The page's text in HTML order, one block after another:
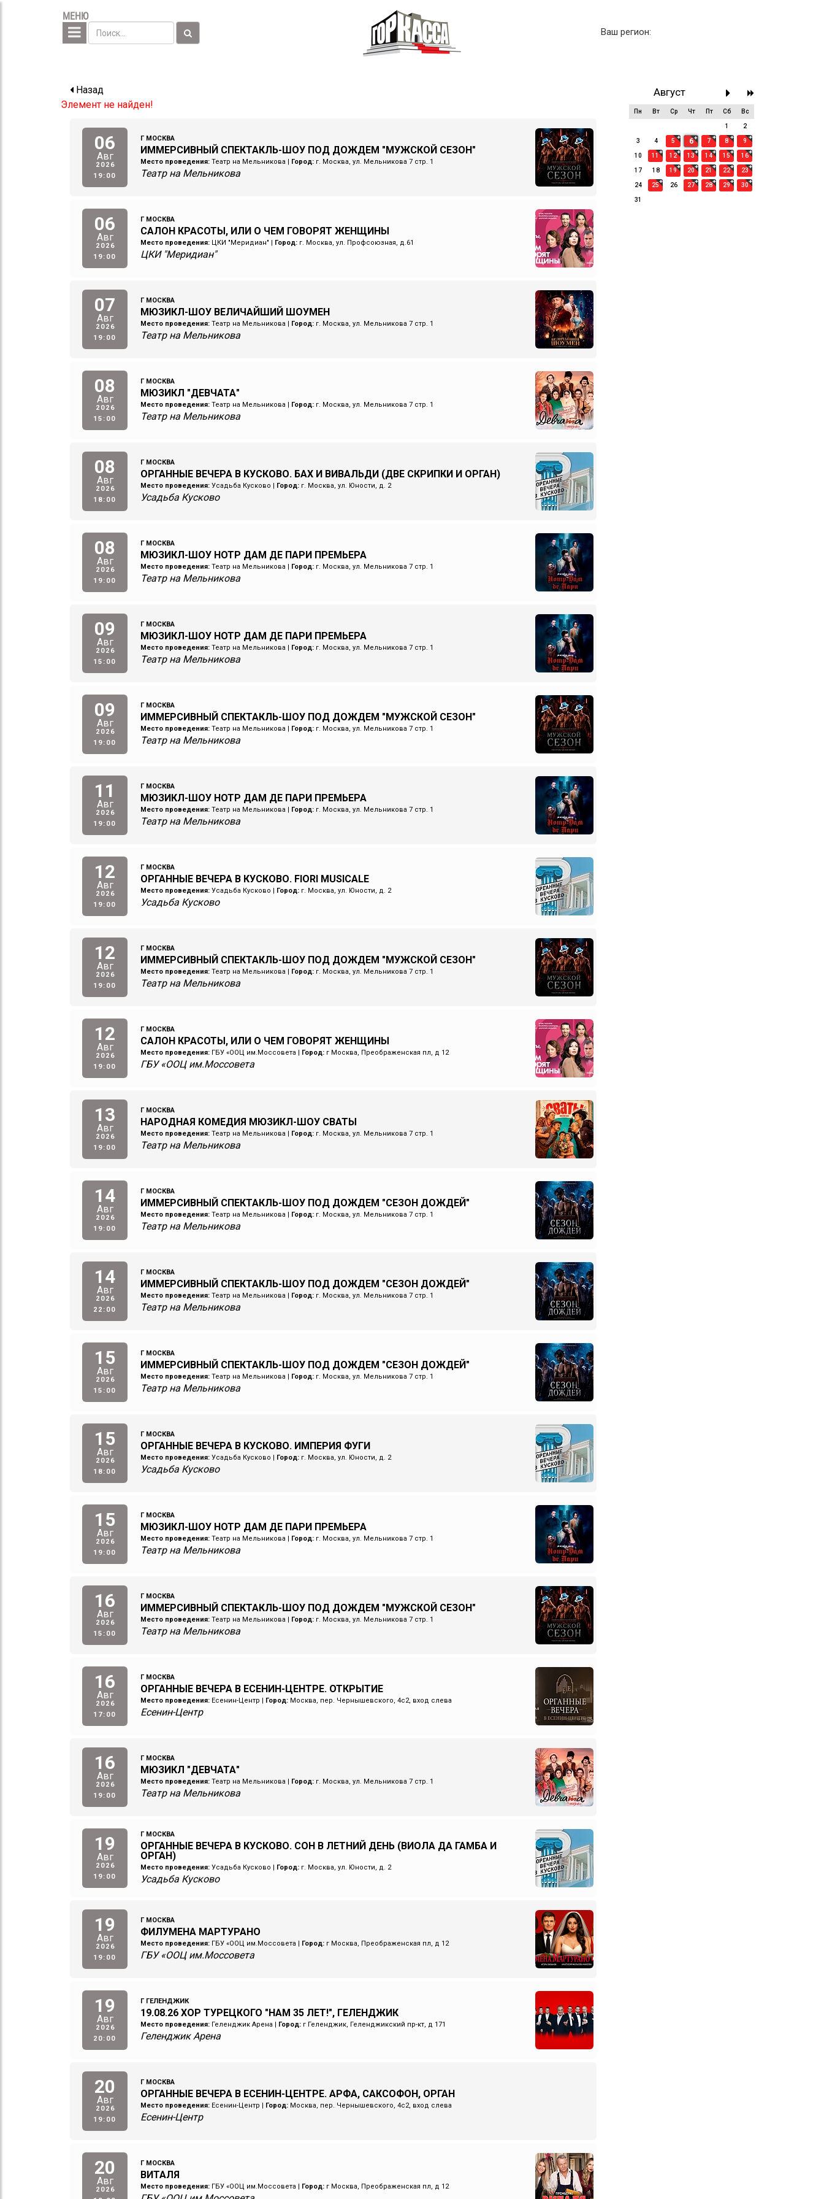
МЕНЮ
Ваш регион:
Август
Пн Вт Ср Чт Пт Сб Вс
1 2
3 4 5 6 7 8 9
10 11 12 13 14 15 16
17 18 19 20 21 22 23
24 25 26 27 28 29 30
31
Назад
Элемент не найден!
06
Авг
2026
19:00
Г МОСКВА
ИММЕРСИВНЫЙ СПЕКТАКЛЬ-ШОУ ПОД ДОЖДЕМ "МУЖСКОЙ СЕЗОН"
Место проведения:Театр на Мельникова | Город:г. Москва, ул. Мельникова 7 стр. 1
Театр на Мельникова
06
Авг
2026
19:00
Г МОСКВА
САЛОН КРАСОТЫ, ИЛИ О ЧЕМ ГОВОРЯТ ЖЕНЩИНЫ
Место проведения:ЦКИ "Меридиан" | Город:г. Москва, ул. Профсоюзная, д.61
ЦКИ "Меридиан"
07
Авг
2026
19:00
Г МОСКВА
МЮЗИКЛ-ШОУ ВЕЛИЧАЙШИЙ ШОУМЕН
Место проведения:Театр на Мельникова | Город:г. Москва, ул. Мельникова 7 стр. 1
Театр на Мельникова
08
Авг
2026
15:00
Г МОСКВА
МЮЗИКЛ "ДЕВЧАТА"
Место проведения:Театр на Мельникова | Город:г. Москва, ул. Мельникова 7 стр. 1
Театр на Мельникова
08
Авг
2026
18:00
Г МОСКВА
ОРГАННЫЕ ВЕЧЕРА В КУСКОВО. БАХ И ВИВАЛЬДИ (ДВЕ СКРИПКИ И ОРГАН)
Место проведения:Усадьба Кусково | Город:г. Москва, ул. Юности, д. 2
Усадьба Кусково
08
Авг
2026
19:00
Г МОСКВА
МЮЗИКЛ-ШОУ НОТР ДАМ ДЕ ПАРИ ПРЕМЬЕРА
Место проведения:Театр на Мельникова | Город:г. Москва, ул. Мельникова 7 стр. 1
Театр на Мельникова
09
Авг
2026
15:00
Г МОСКВА
МЮЗИКЛ-ШОУ НОТР ДАМ ДЕ ПАРИ ПРЕМЬЕРА
Место проведения:Театр на Мельникова | Город:г. Москва, ул. Мельникова 7 стр. 1
Театр на Мельникова
09
Авг
2026
19:00
Г МОСКВА
ИММЕРСИВНЫЙ СПЕКТАКЛЬ-ШОУ ПОД ДОЖДЕМ "МУЖСКОЙ СЕЗОН"
Место проведения:Театр на Мельникова | Город:г. Москва, ул. Мельникова 7 стр. 1
Театр на Мельникова
11
Авг
2026
19:00
Г МОСКВА
МЮЗИКЛ-ШОУ НОТР ДАМ ДЕ ПАРИ ПРЕМЬЕРА
Место проведения:Театр на Мельникова | Город:г. Москва, ул. Мельникова 7 стр. 1
Театр на Мельникова
12
Авг
2026
19:00
Г МОСКВА
ОРГАННЫЕ ВЕЧЕРА В КУСКОВО. FIORI MUSICALE
Место проведения:Усадьба Кусково | Город:г. Москва, ул. Юности, д. 2
Усадьба Кусково
12
Авг
2026
19:00
Г МОСКВА
ИММЕРСИВНЫЙ СПЕКТАКЛЬ-ШОУ ПОД ДОЖДЕМ "МУЖСКОЙ СЕЗОН"
Место проведения:Театр на Мельникова | Город:г. Москва, ул. Мельникова 7 стр. 1
Театр на Мельникова
12
Авг
2026
19:00
Г МОСКВА
САЛОН КРАСОТЫ, ИЛИ О ЧЕМ ГОВОРЯТ ЖЕНЩИНЫ
Место проведения:ГБУ «ООЦ им.Моссовета | Город:г Москва, Преображенская пл, д 12
ГБУ «ООЦ им.Моссовета
13
Авг
2026
19:00
Г МОСКВА
НАРОДНАЯ КОМЕДИЯ МЮЗИКЛ-ШОУ СВАТЫ
Место проведения:Театр на Мельникова | Город:г. Москва, ул. Мельникова 7 стр. 1
Театр на Мельникова
14
Авг
2026
19:00
Г МОСКВА
ИММЕРСИВНЫЙ СПЕКТАКЛЬ-ШОУ ПОД ДОЖДЕМ "СЕЗОН ДОЖДЕЙ"
Место проведения:Театр на Мельникова | Город:г. Москва, ул. Мельникова 7 стр. 1
Театр на Мельникова
14
Авг
2026
22:00
Г МОСКВА
ИММЕРСИВНЫЙ СПЕКТАКЛЬ-ШОУ ПОД ДОЖДЕМ "СЕЗОН ДОЖДЕЙ"
Место проведения:Театр на Мельникова | Город:г. Москва, ул. Мельникова 7 стр. 1
Театр на Мельникова
15
Авг
2026
15:00
Г МОСКВА
ИММЕРСИВНЫЙ СПЕКТАКЛЬ-ШОУ ПОД ДОЖДЕМ "СЕЗОН ДОЖДЕЙ"
Место проведения:Театр на Мельникова | Город:г. Москва, ул. Мельникова 7 стр. 1
Театр на Мельникова
15
Авг
2026
18:00
Г МОСКВА
ОРГАННЫЕ ВЕЧЕРА В КУСКОВО. ИМПЕРИЯ ФУГИ
Место проведения:Усадьба Кусково | Город:г. Москва, ул. Юности, д. 2
Усадьба Кусково
15
Авг
2026
19:00
Г МОСКВА
МЮЗИКЛ-ШОУ НОТР ДАМ ДЕ ПАРИ ПРЕМЬЕРА
Место проведения:Театр на Мельникова | Город:г. Москва, ул. Мельникова 7 стр. 1
Театр на Мельникова
16
Авг
2026
15:00
Г МОСКВА
ИММЕРСИВНЫЙ СПЕКТАКЛЬ-ШОУ ПОД ДОЖДЕМ "МУЖСКОЙ СЕЗОН"
Место проведения:Театр на Мельникова | Город:г. Москва, ул. Мельникова 7 стр. 1
Театр на Мельникова
16
Авг
2026
17:00
Г МОСКВА
ОРГАННЫЕ ВЕЧЕРА В ЕСЕНИН-ЦЕНТРЕ. ОТКРЫТИЕ
Место проведения:Есенин-Центр | Город:Москва, пер. Чернышевского, 4с2, вход слева
Есенин-Центр
16
Авг
2026
19:00
Г МОСКВА
МЮЗИКЛ "ДЕВЧАТА"
Место проведения:Театр на Мельникова | Город:г. Москва, ул. Мельникова 7 стр. 1
Театр на Мельникова
19
Авг
2026
19:00
Г МОСКВА
ОРГАННЫЕ ВЕЧЕРА В КУСКОВО. СОН В ЛЕТНИЙ ДЕНЬ (ВИОЛА ДА ГАМБА И
ОРГАН)
Место проведения:Усадьба Кусково | Город:г. Москва, ул. Юности, д. 2
Усадьба Кусково
19
Авг
2026
19:00
Г МОСКВА
ФИЛУМЕНА МАРТУРАНО
Место проведения:ГБУ «ООЦ им.Моссовета | Город:г Москва, Преображенская пл, д 12
ГБУ «ООЦ им.Моссовета
19
Авг
2026
20:00
Г ГЕЛЕНДЖИК
19.08.26 ХОР ТУРЕЦКОГО "НАМ 35 ЛЕТ!", ГЕЛЕНДЖИК
Место проведения:Геленджик Арена | Город:г Геленджик, Геленджикский пр-кт, д 171
Геленджик Арена
20
Авг
2026
19:00
Г МОСКВА
ОРГАННЫЕ ВЕЧЕРА В ЕСЕНИН-ЦЕНТРЕ. АРФА, САКСОФОН, ОРГАН
Место проведения:Есенин-Центр | Город:Москва, пер. Чернышевского, 4с2, вход слева
Есенин-Центр
20
Авг
2026
Г МОСКВА
ВИТАЛЯ
Место проведения:ГБУ «ООЦ им.Моссовета | Город:г Москва, Преображенская пл, д 12